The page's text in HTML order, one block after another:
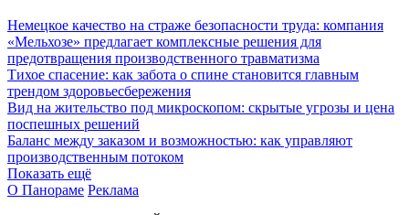
Немецкое качество на страже безопасности труда: компания
«Мельхозе» предлагает комплексные решения для
предотвращения производственного травматизма
Тихое спасение: как забота о спине становится главным
трендом здоровьесбережения
Вид на жительство под микроскопом: скрытые угрозы и цена
поспешных решений
Баланс между заказом и возможностью: как управляют
производственным потоком
Показать ещё
О Панораме Реклама